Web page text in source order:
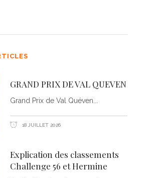
GRAND PRIX DE VAL QUEVEN
Grand Prix de Val Quéven
18 JUILLET 2026
Explication des classements
Challenge 56 et Hermine